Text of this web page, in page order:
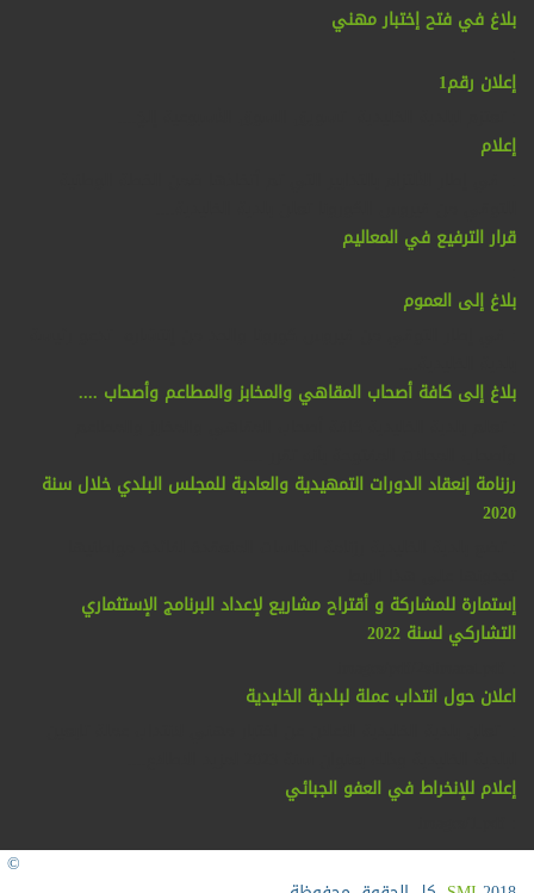
بلاغ في فتح إختبار مهني
إعلان رقم1
إعلام
قرار الترفيع في المعاليم
بلاغ إلى العموم
بلاغ إلى كافة أصحاب المقاهي والمخابز والمطاعم وأصحاب ....
رزنامة إنعقاد الدورات التمهيدية والعادية للمجلس البلدي خلال سنة
2020
إستمارة للمشاركة و أقتراح مشاريع لإعداد البرنامج الإستثماري
التشاركي لسنة 2022
اعلان حول انتداب عملة لبلدية الخليدية
إعلام للإنخراط في العفو الجبائي
©